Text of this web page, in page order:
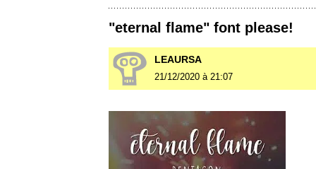
"eternal flame" font please!
LEAURSA
21/12/2020 à 21:07